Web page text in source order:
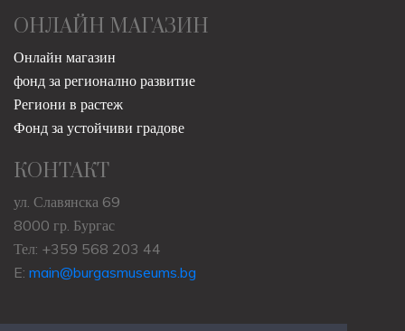
ОНЛАЙН МАГАЗИН
Онлайн магазин
фонд за регионално развитие
Региони в растеж
Фонд за устойчиви градове
КОНТАКТ
ул. Славянска 69
8000 гр. Бургас
Тел: +359 568 203 44
E: main@burgasmuseums.bg